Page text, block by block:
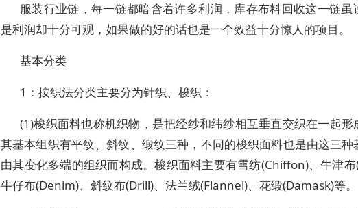
服装行业链，每一链都暗含着许多利润，库存布料回收这一链虽
是利润却十分可观，如果做的好的话也是一个效益十分惊人的项目。
基本分类
1：按织法分类主要分为针织、梭织：
(1)梭织面料也称机织物，是把经纱和纬纱相互垂直交织在一起形
其基本组织有平纹、斜纹、缎纹三种，不同的梭织面料也是由这三种
由其变化多端的组织而构成。梭织面料主要有雪纺(Chiffon)、牛津布
牛仔布(Denim)、斜纹布(Drill)、法兰绒(Flannel)、花缎(Damask)等。